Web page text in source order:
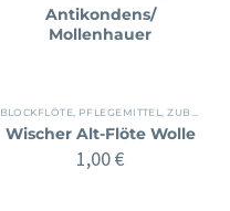
Antikondens/
Mollenhauer
BLOCKFLÖTE PFLEGEMITTEL ,ZUBEHÖR
Wischer Alt-Flöte Wolle
1,00€